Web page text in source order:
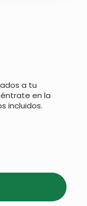
a tu
en la
incluidos.